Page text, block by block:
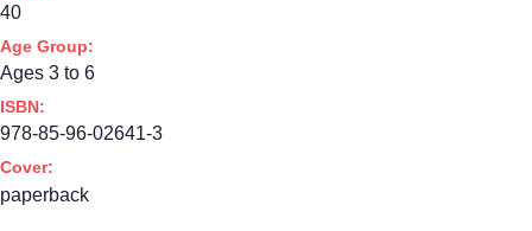
40
Age Group:
Ages 3 to 6
ISBN:
978-85-96-02641-3
Cover:
paperback